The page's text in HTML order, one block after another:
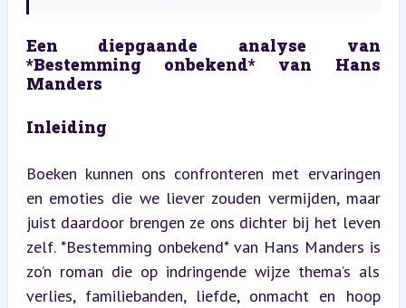
Een diepgaande analyse van
*Bestemming onbekend* van Hans
Manders
Inleiding
Boeken kunnen ons confronteren met ervaringen
en emoties die we liever zouden vermijden, maar
juist daardoor brengen ze ons dichter bij het leven
zelf. *Bestemming onbekend* van Hans Manders is
zo’n roman die op indringende wijze thema’s als
verlies, familiebanden, liefde, onmacht en hoop